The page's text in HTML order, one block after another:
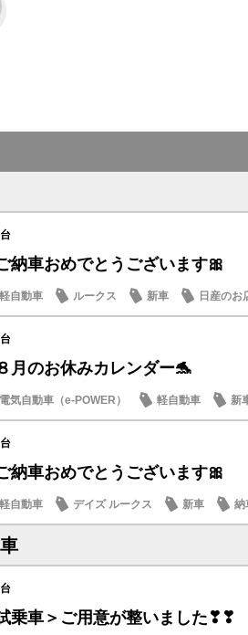
納車おめでとうございます🎀
軽自動車 ルークス 新車 日産のお
月のお休みカレンダー🐬
電気自動車（e-POWER） 軽自動車
新
日産のお店
納車おめでとうございます🎀
軽自動車 デイズ ルークス 新車 納
乗車＞ご用意が整いました❣❣